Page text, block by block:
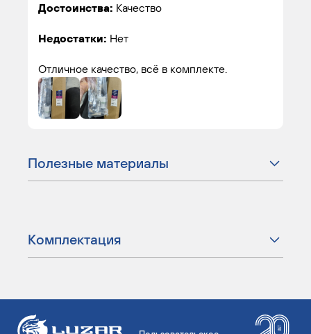
Достоинства: Качество
Недостатки: Нет
Отличное качество, всё в комплекте.
Полезные материалы
Комплектация